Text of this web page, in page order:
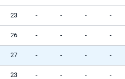
23 - - - -
26 - - - -
27 - - - -
23 - - - -